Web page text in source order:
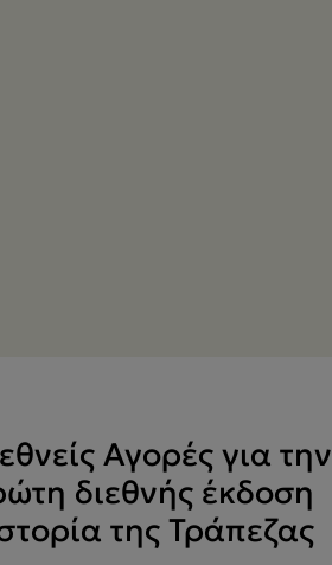
Αγορές για την
διεθνής έκδοση
της Τράπεζας